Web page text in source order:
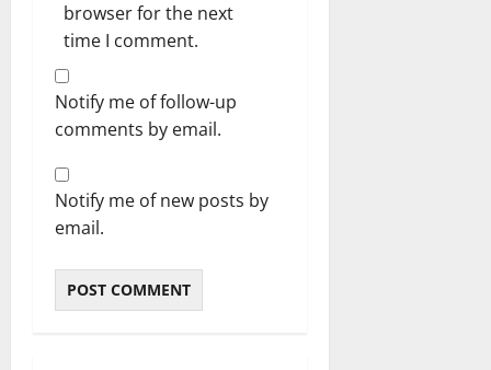
browser for the next
time I comment.
Notify me of follow-up
comments by email.
Notify me of new posts by
email.